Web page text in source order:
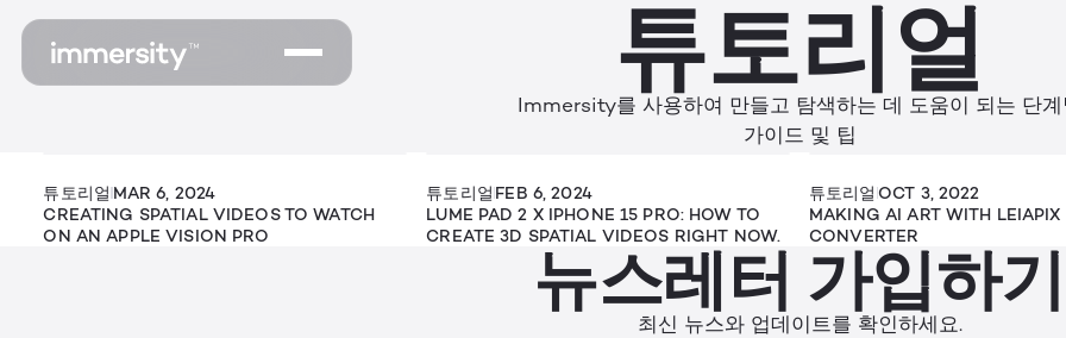
튜토리얼
Immersity를 사용하여 만들고 탐색하는 데 도움이 되는 단계
가이드 및 팁
튜토리얼MAR 6, 2024
CREATING SPATIAL VIDEOS TO WATCH
ON AN APPLE VISION PRO
튜토리얼 FEB 6, 2024
LUME PAD 2 X IPHONE 15 PRO: HOW TO
CREATE 3D SPATIAL VIDEOS RIGHT NOW.
튜토리얼 OCT 3, 2022
MAKING AI ART WITH LEIAPIX
CONVERTER
뉴스레터 가입하기
최신 뉴스와 업데이트를 확인하세요.